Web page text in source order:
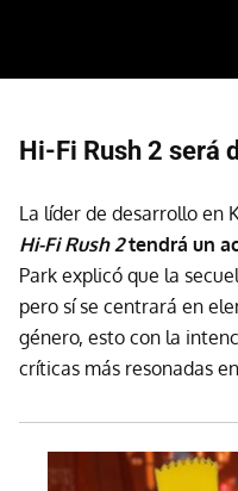
Hi-Fi Rush 2 será
La líder de desarrollo en
Hi-Fi Rush 2tendrá un
Park explicó que la
pero sí se centrará en
género, esto con la
críticas más resonadas